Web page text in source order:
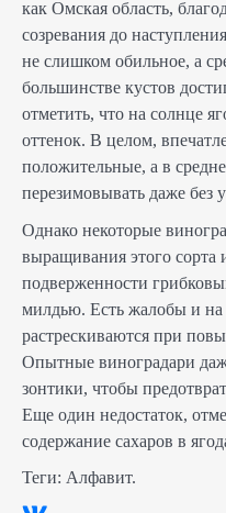
как Омская область,
созревания до
не слишком обильное, а
большинстве кустов
отметить, что на солнце
оттенок. В целом,
положительные, а в
перезимовывать даже без
Однако некоторые
выращивания этого сорта
подверженности
милдью. Есть жалобы и на
растрескиваются при
Опытные виноградари
зонтики, чтобы
Еще один недостаток,
содержание сахаров в
Теги: Алфавит.